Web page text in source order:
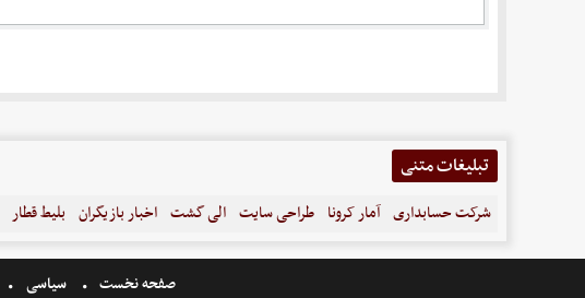
تبلیغات متنی
شرکت حسابداری آمار کرونا طراحی سایت الی گشت اخبار بازیگران بلیط قطار
صفحه نخست سیاسی